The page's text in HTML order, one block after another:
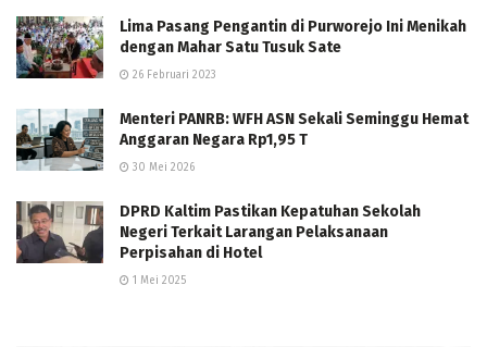
Lima Pasang Pengantin di Purworejo Ini Menikah
dengan Mahar Satu Tusuk Sate
26 Februari 2023
Menteri PANRB: WFH ASN Sekali Seminggu Hemat
Anggaran Negara Rp1,95 T
30 Mei 2026
DPRD Kaltim Pastikan Kepatuhan Sekolah
Negeri Terkait Larangan Pelaksanaan
Perpisahan di Hotel
1 Mei 2025